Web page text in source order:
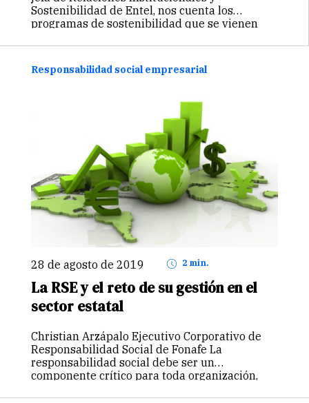
Sostenibilidad de Entel, nos cuenta los
programas de sostenibilidad que se vienen
impactan con sus respectivos grupos de
interés. Mediante el programa… Continuar
Responsabilidad social empresarial
28 de agosto de 2019 2 min.
La RSE y el reto de su gestión en el
sector estatal
Christian Arzápalo Ejecutivo Corporativo de
Responsabilidad Social de Fonafe La
responsabilidad social debe ser un
componente crítico para toda organización,